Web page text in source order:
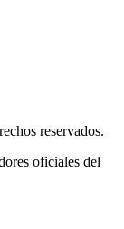
reservados.
oficiales del